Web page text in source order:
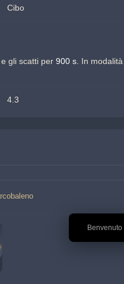
🎉
Cibo
gli scatti per 900 s. In
4.3